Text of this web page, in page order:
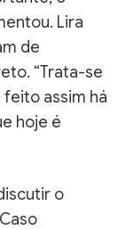
Lira
de
“Trata-se
assim há
hoje é
o